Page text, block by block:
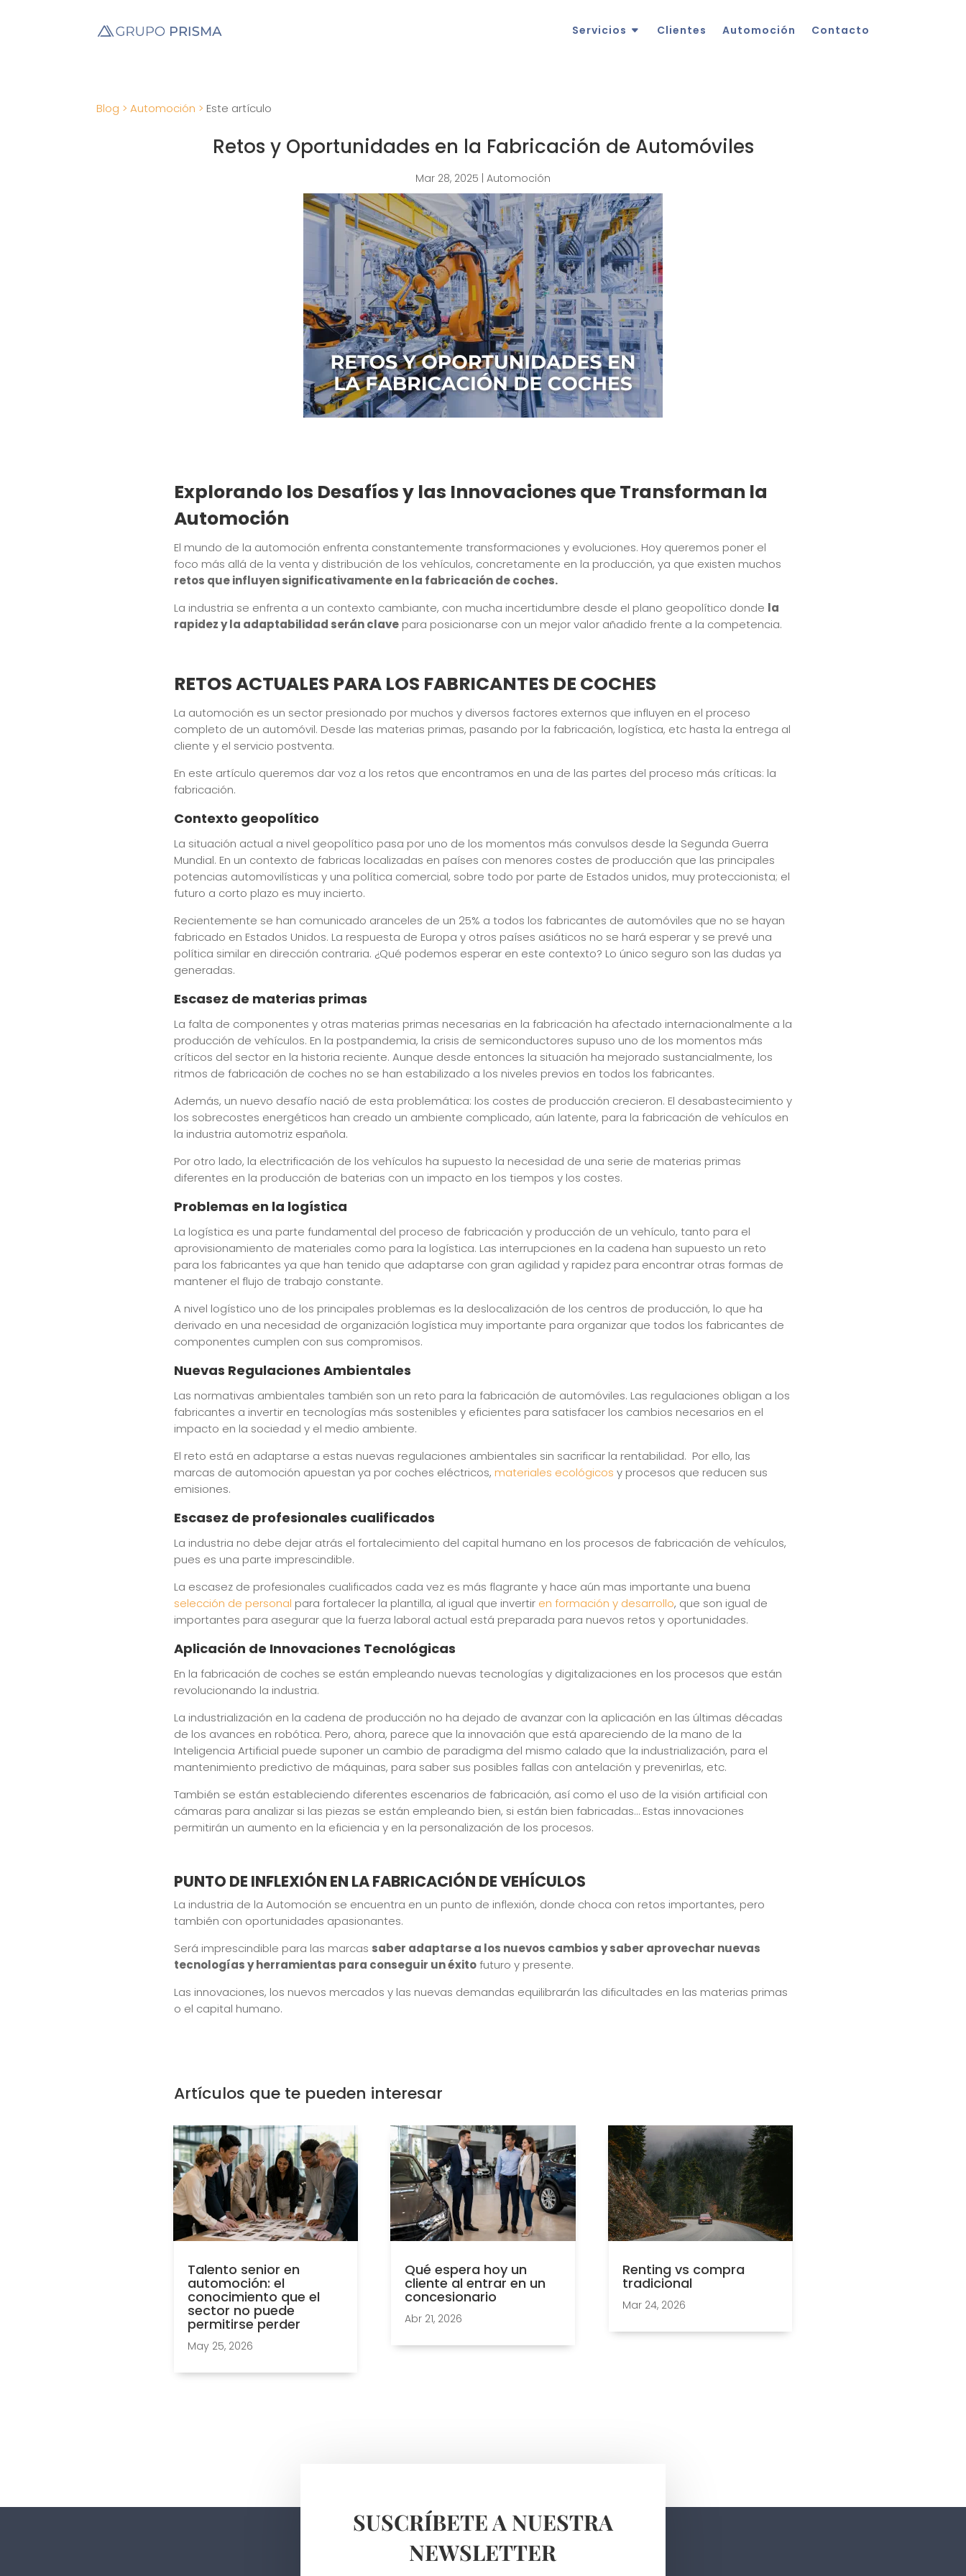
Servicios Clientes Automoción Contacto
Blog > Automoción > Este artículo
Retos y Oportunidades en la Fabricación de Automóviles
Mar 28, 2025 Automoción
Explorando los Desafíos y las Innovaciones que Transforman la
Automoción
El mundo de la automoción enfrenta constantemente transformaciones y evoluciones. Hoy queremos poner el
foco más allá de la venta y distribución de los vehículos, concretamente en la producción, ya que existen muchos
retos que influyen significativamente en la fabricación de coches.
La industria se enfrenta a un contexto cambiante, con mucha incertidumbre desde el plano geopolítico donde la
rapidez y la adaptabilidad serán clavepara posicionarse con un mejor valor añadido frente a la competencia.
RETOS ACTUALES PARA LOS FABRICANTES DE COCHES
La automoción es un sector presionado por muchos y diversos factores externos que influyen en el proceso
completo de un automóvil. Desde las materias primas, pasando por la fabricación, logística, etc hasta la entrega al
cliente y el servicio postventa.
En este artículo queremos dar voz a los retos que encontramos en una de las partes del proceso más críticas: la
fabricación.
Contexto geopolítico
La situación actual a nivel geopolítico pasa por uno de los momentos más convulsos desde la Segunda Guerra
Mundial. En un contexto de fabricas localizadas en países con menores costes de producción que las principales
potencias automovilísticas y una política comercial, sobre todo por parte de Estados unidos, muy proteccionista; el
futuro a corto plazo es muy incierto.
Recientemente se han comunicado aranceles de un 25% a todos los fabricantes de automóviles que no se hayan
fabricado en Estados Unidos. La respuesta de Europa y otros países asiáticos no se hará esperar y se prevé una
política similar en dirección contraria. ¿Qué podemos esperar en este contexto? Lo único seguro son las dudas ya
generadas.
Escasez de materias primas
La falta de componentes y otras materias primas necesarias en la fabricación ha afectado internacionalmente a la
producción de vehículos. En la postpandemia, la crisis de semiconductores supuso uno de los momentos más
críticos del sector en la historia reciente. Aunque desde entonces la situación ha mejorado sustancialmente, los
ritmos de fabricación de coches no se han estabilizado a los niveles previos en todos los fabricantes.
Además, un nuevo desafío nació de esta problemática: los costes de producción crecieron. El desabastecimiento y
los sobrecostes energéticos han creado un ambiente complicado, aún latente, para la fabricación de vehículos en
la industria automotriz española.
Por otro lado, la electrificación de los vehículos ha supuesto la necesidad de una serie de materias primas
diferentes en la producción de baterias con un impacto en los tiempos y los costes.
Problemas en la logística
La logística es una parte fundamental del proceso de fabricación y producción de un vehículo, tanto para el
aprovisionamiento de materiales como para la logística. Las interrupciones en la cadena han supuesto un reto
para los fabricantes ya que han tenido que adaptarse con gran agilidad y rapidez para encontrar otras formas de
mantener el flujo de trabajo constante.
A nivel logístico uno de los principales problemas es la deslocalización de los centros de producción, lo que ha
derivado en una necesidad de organización logística muy importante para organizar que todos los fabricantes de
componentes cumplen con sus compromisos.
Nuevas Regulaciones Ambientales
Las normativas ambientales también son un reto para la fabricación de automóviles. Las regulaciones obligan a los
fabricantes a invertir en tecnologías más sostenibles y eficientes para satisfacer los cambios necesarios en el
impacto en la sociedad y el medio ambiente.
El reto está en adaptarse a estas nuevas regulaciones ambientales sin sacrificar la rentabilidad. Por ello, las
marcas de automoción apuestan ya por coches eléctricos, materiales ecológicos y procesos que reducen sus
emisiones.
Escasez de profesionales cualificados
La industria no debe dejar atrás el fortalecimiento del capital humano en los procesos de fabricación de vehículos,
pues es una parte imprescindible.
La escasez de profesionales cualificados cada vez es más flagrante y hace aún mas importante una buena
selección de personal para fortalecer la plantilla, al igual que invertiren formación y desarrollo, que son igual de
importantes para asegurar que la fuerza laboral actual está preparada para nuevos retos y oportunidades.
Aplicación de Innovaciones Tecnológicas
En la fabricación de coches se están empleando nuevas tecnologías y digitalizaciones en los procesos que están
revolucionando la industria.
La industrialización en la cadena de producción no ha dejado de avanzar con la aplicación en las últimas décadas
de los avances en robótica. Pero, ahora, parece que la innovación que está apareciendo de la mano de la
Inteligencia Artificial puede suponer un cambio de paradigma del mismo calado que la industrialización, para el
mantenimiento predictivo de máquinas, para saber sus posibles fallas con antelación y prevenirlas, etc.
También se están estableciendo diferentes escenarios de fabricación, así como el uso de la visión artificial con
cámaras para analizar si las piezas se están empleando bien, si están bien fabricadas… Estas innovaciones
permitirán un aumento en la eficiencia y en la personalización de los procesos.
PUNTO DE INFLEXIÓN EN LA FABRICACIÓN DE VEHÍCULOS
La industria de la Automoción se encuentra en un punto de inflexión, donde choca con retos importantes, pero
también con oportunidades apasionantes.
Será imprescindible para las marcas saber adaptarse a los nuevos cambios y saber aprovechar nuevas
tecnologías y herramientas para conseguir un éxitofuturo y presente.
Las innovaciones, los nuevos mercados y las nuevas demandas equilibrarán las dificultades en las materias primas
o el capital humano.
Artículos que te pueden interesar
Talento senior en
automoción: el
conocimiento que el
sector no puede
permitirse perder
May 25, 2026
Qué espera hoy un
cliente al entrar en un
concesionario
Abr 21, 2026
Renting vs compra
tradicional
Mar 24, 2026
SUSCRÍBETE A NUESTRA
NEWSLETTER